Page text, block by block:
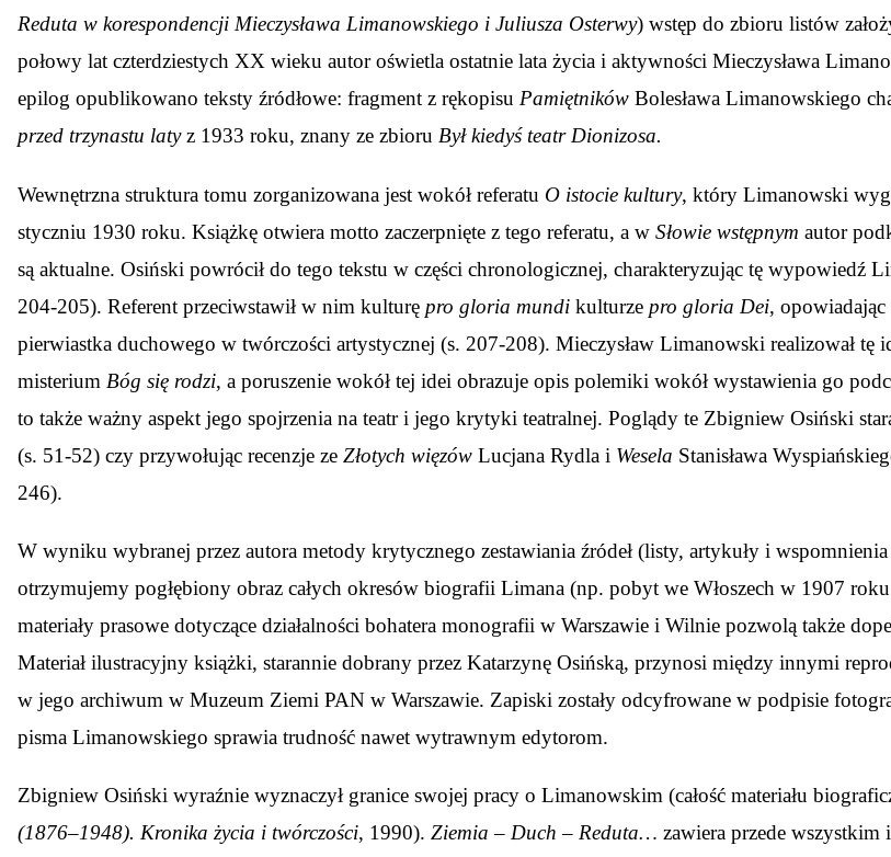
Reduta w korespondencji Mieczysława Limanowskiego i Juliusza Osterwy) wstęp do zbioru listów
połowy lat czterdziestych XX wieku autor oświetla ostatnie lata życia i aktywności Mieczysława
epilog opublikowano teksty źródłowe: fragment z rękopisu Pamiętników Bolesława Limanowskiego
przed trzynastu latyz 1933 roku, znany ze zbioru Był kiedyś teatr Dionizosa.
Wewnętrzna struktura tomu zorganizowana jest wokół referatu O istocie kultury, który Limanowski
styczniu 1930 roku. Książkę otwiera motto zaczerpnięte z tego referatu, a w Słowie wstępnym autor
są aktualne. Osiński powrócił do tego tekstu w części chronologicznej, charakteryzując tę wypowiedź
204-205). Referent przeciwstawił w nim kulturę pro gloria mundi kulturze pro gloria Dei, opowiadając
pierwiastka duchowego w twórczości artystycznej (s. 207-208). Mieczysław Limanowski realizował tę
misterium Bóg się rodzi, a poruszenie wokół tej idei obrazuje opis polemiki wokół wystawienia go
to także ważny aspekt jego spojrzenia na teatr i jego krytyki teatralnej. Poglądy te Zbigniew Osiński
(s. 51-52) czy przywołując recenzje ze Złotych więzów Lucjana Rydla i Wesela Stanisława
246).
W wyniku wybranej przez autora metody krytycznego zestawiania źródeł (listy, artykuły i
otrzymujemy pogłębiony obraz całych okresów biografii Limana (np. pobyt we Włoszech w 1907
materiały prasowe dotyczące działalności bohatera monografii w Warszawie i Wilnie pozwolą także
Materiał ilustracyjny książki, starannie dobrany przez Katarzynę Osińską, przynosi między innymi
w jego archiwum w Muzeum Ziemi PAN w Warszawie. Zapiski zostały odcyfrowane w podpisie
pisma Limanowskiego sprawia trudność nawet wytrawnym edytorom.
Zbigniew Osiński wyraźnie wyznaczył granice swojej pracy o Limanowskim (całość materiału
(1876–1948). Kronika życia i twórczości, 1990). Ziemia – Duch – Reduta… zawiera przede wszystkim